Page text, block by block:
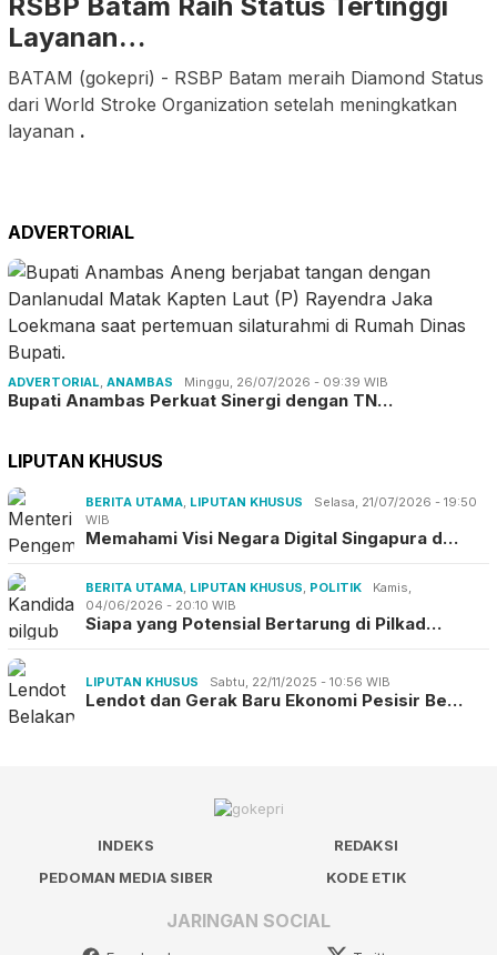
Layanan…
BATAM (gokepri) - RSBP Batam meraih Diamond Status
dari World Stroke Organization setelah meningkatkan
layanan .
ADVERTORIAL
ADVERTORIAL, ANAMBAS Minggu, 26/07/2026 - 09:39 WIB
Bupati Anambas Perkuat Sinergi dengan TN…
LIPUTAN KHUSUS
BERITA UTAMA, LIPUTAN KHUSUS
Selasa, 21/07/2026 - 19:50
WIB
Memahami Visi Negara Digital Singapura d…
BERITA UTAMA, LIPUTAN KHUSUS, POLITIK
Kamis,
04/06/2026 - 20:10 WIB
Siapa yang Potensial Bertarung di Pilkad…
LIPUTAN KHUSUS Sabtu, 22/11/2025 - 10:56 WIB
Lendot dan Gerak Baru Ekonomi Pesisir Be…
INDEKS
REDAKSI
PEDOMAN MEDIA SIBER
KODE ETIK
JARINGAN SOCIAL